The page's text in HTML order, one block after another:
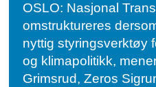
OSLO: Nasjonal
omstruktureres
nyttig styringsverktøy
og klimapolitikk,
Grimsrud, Zeros